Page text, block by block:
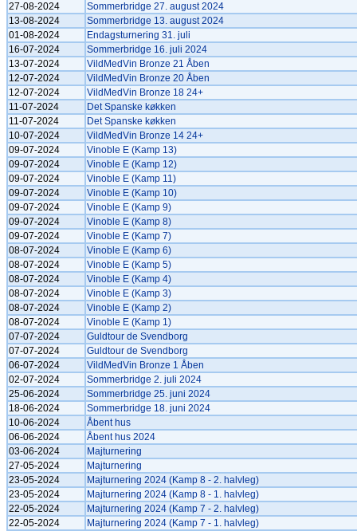
27-08-2024
Sommerbridge 27. august 2024
13-08-2024
Sommerbridge 13. august 2024
01-08-2024
Endagsturnering 31. juli
16-07-2024
Sommerbridge 16. juli 2024
13-07-2024
VildMedVin Bronze 21 Åben
12-07-2024
VildMedVin Bronze 20 Åben
12-07-2024
VildMedVin Bronze 18 24+
11-07-2024
Det Spanske køkken
11-07-2024
Det Spanske køkken
10-07-2024
VildMedVin Bronze 14 24+
09-07-2024
Vinoble E (Kamp 13)
09-07-2024
Vinoble E (Kamp 12)
09-07-2024
Vinoble E (Kamp 11)
09-07-2024
Vinoble E (Kamp 10)
09-07-2024
Vinoble E (Kamp 9)
09-07-2024
Vinoble E (Kamp 8)
09-07-2024
Vinoble E (Kamp 7)
08-07-2024
Vinoble E (Kamp 6)
08-07-2024
Vinoble E (Kamp 5)
08-07-2024
Vinoble E (Kamp 4)
08-07-2024
Vinoble E (Kamp 3)
08-07-2024
Vinoble E (Kamp 2)
08-07-2024
Vinoble E (Kamp 1)
07-07-2024
Guldtour de Svendborg
07-07-2024
Guldtour de Svendborg
06-07-2024
VildMedVin Bronze 1 Åben
02-07-2024
Sommerbridge 2. juli 2024
25-06-2024
Sommerbridge 25. juni 2024
18-06-2024
Sommerbridge 18. juni 2024
10-06-2024
Åbent hus
06-06-2024
Åbent hus 2024
03-06-2024
Majturnering
27-05-2024
Majturnering
23-05-2024
Majturnering 2024 (Kamp 8 - 2. halvleg)
23-05-2024
Majturnering 2024 (Kamp 8 - 1. halvleg)
22-05-2024
Majturnering 2024 (Kamp 7 - 2. halvleg)
22-05-2024
Majturnering 2024 (Kamp 7 - 1. halvleg)